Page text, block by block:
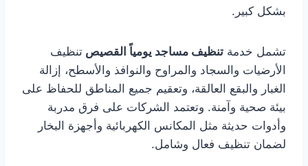
بشكل كبير.
تشمل خدمة تنظيف مساجد يومياً القصيص تنظيف
الأرضيات والسجاد والمراوح والنوافذ والأسطح، إزالة
الغبار والبقع العالقة، وتعقيم جميع المناطق للحفاظ على
بيئة صحية وآمنة. وتعتمد الشركات على فرق مدربة
وأدوات حديثة مثل المكانس الكهربائية وأجهزة البخار
لضمان تنظيف فعال وشامل.